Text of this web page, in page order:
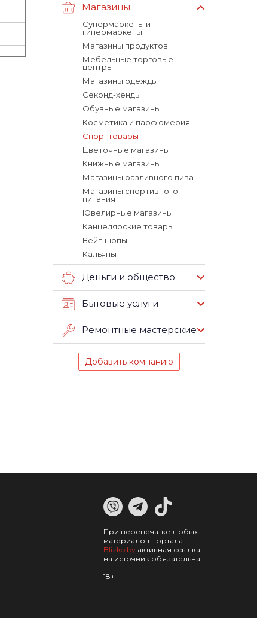
Магазины
Супермаркеты и
гипермаркеты
Магазины продуктов
Мебельные торговые
центры
Магазины одежды
Секонд-хенды
Обувные магазины
Косметика и парфюмерия
Спорттовары
Цветочные магазины
Книжные магазины
Магазины разливного пива
Магазины спортивного
питания
Ювелирные магазины
Канцелярские товары
Вейп шопы
Кальяны
Деньги и общество
Бытовые услуги
Ремонтные мастерские
Добавить компанию
При перепечатке любых
материалов портала
Blizko.by активная ссылка
на источник обязательна
18+